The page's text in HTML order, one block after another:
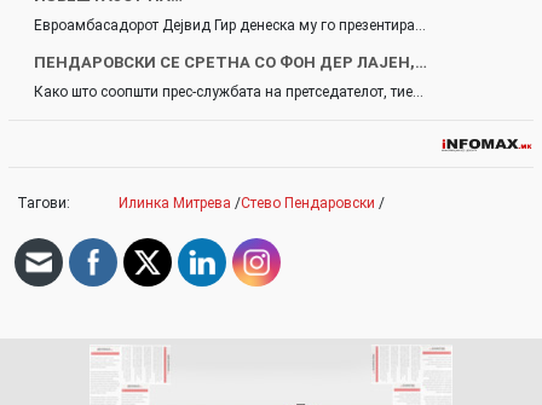
Евроамбасадорот Дејвид Гир денеска му го презентира…
ПЕНДАРОВСКИ СЕ СРЕТНА СО ФОН ДЕР ЛАЈЕН,…
Како што соопшти прес-службата на претседателот, тие…
Тагови: Илинка Митрева /Стево Пендаровски /